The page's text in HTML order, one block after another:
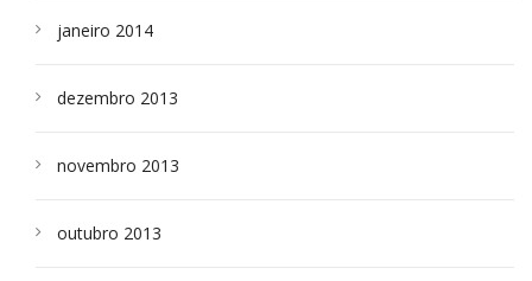
janeiro 2014
dezembro 2013
novembro 2013
outubro 2013